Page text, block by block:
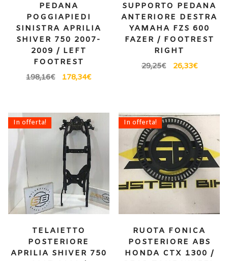
PEDANA
POGGIAPIEDI
SINISTRA APRILIA
SHIVER 750 2007-
2009 / LEFT
FOOTREST
198,16€ 178,34€
SUPPORTO PEDANA
ANTERIORE DESTRA
YAMAHA FZS 600
FAZER / FOOTREST
RIGHT
29,25€ 26,33€
In offerta!
TELAIETTO
POSTERIORE
APRILIA SHIVER 750
In offerta!
RUOTA FONICA
POSTERIORE ABS
HONDA CTX 1300 /